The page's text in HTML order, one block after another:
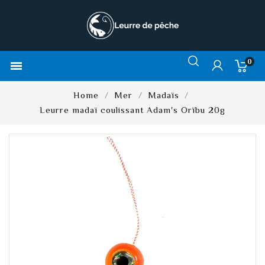
 0
Home Mer
Madaïs
Leurre madaï coulissant Adam's Orïbu 20g